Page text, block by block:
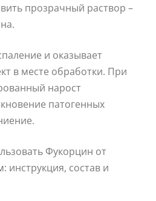
прозрачный раствор –
и оказывает
в месте обработки. При
нарост
патогенных